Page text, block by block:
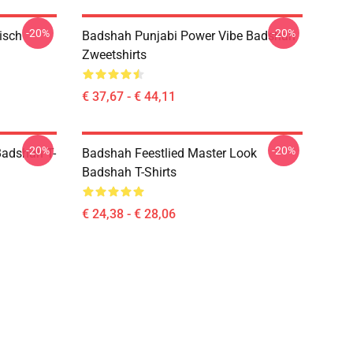
-20%
Badshah Punjabi Power Vibe Badshah
Zweetshirts
€ 37,67 - € 44,11
-20%
T-
-20%
Badshah Feestlied Master Look
Badshah T-Shirts
€ 24,38 - € 28,06
-20%